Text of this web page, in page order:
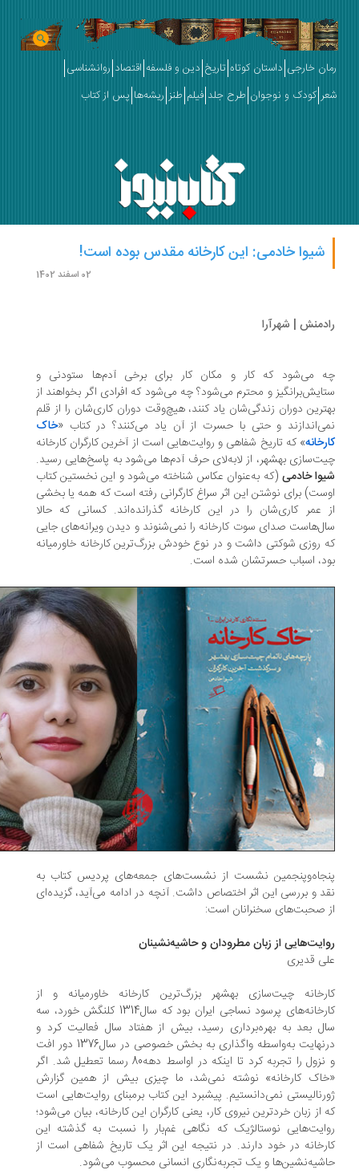
خارجی داستان کوتاه تاریخ دین و فلسفه اقتصاد روانشناسی
کودک و نوجوان طرح جلد فیلم طنز ریشه‌ها پس از کتاب
شیوا خادمی: این کارخانه مقدس بوده است!
| شهرآرا
می‌شود که کار و مکان کار برای برخی آدم‌ها ستودنی و
و محترم می‌شود؟ چه می‌شود که افرادی اگر بخواهند از
دوران زندگی‌شان یاد کنند، هیچ‌وقت دوران کاری‌شان را از قلم
و حتی با حسرت از آن یاد می‌کنند؟ در کتاب «خاک
» که تاریخ شفاهی و روایت‌هایی است از آخرین کارگران کارخانه
بهشهر، از لابه‌لای حرف آدم‌ها می‌شود به پاسخ‌هایی رسید.
خادمی(که به‌عنوان عکاس شناخته می‌شود و این نخستین کتاب
برای نوشتن این اثر سراغ کارگرانی رفته است که همه یا بخشی
عمر کاری‌شان را در این کارخانه گذرانده‌اند. کسانی که حالا
صدای سوت کارخانه را نمی‌شنوند و دیدن ویرانه‌های جایی
روزی شوکتی داشت و در نوع خودش بزرگ‌ترین کارخانه خاورمیانه
اسباب حسرتشان شده است.
نشست از نشست‌های جمعه‌های پردیس کتاب به
و بررسی این اثر اختصاص داشت. آنچه در ادامه می‌آید، گزیده‌ای
صحبت‌های سخنرانان است:
از زبان مطرودان و حاشیه‌نشینان
قدیری
چیت‌سازی بهشهر بزرگ‌ترین کارخانه خاورمیانه و از
کارخانه‌های پرسود نساجی ایران بود که سال1314 کلنگش خورد، سه
بعد به بهره‌برداری رسید، بیش از هفتاد سال فعالیت کرد و
درنهایت به‌واسطه واگذاری به بخش خصوصی در سال1376 دور افت
و نزول را تجربه کرد تا اینکه در اواسط دهه80 رسما تعطیل شد. اگر
کارخانه» نوشته نمی‌شد، ما چیزی بیش از همین گزارش
نمی‌دانستیم. پیشبرد این کتاب برمبنای روایت‌هایی است
از زبان خردترین نیروی کار، یعنی کارگران این کارخانه، بیان می‌شود؛
نوستالژیک که نگاهی غم‌بار را نسبت به گذشته این
در خود دارند. در نتیجه این اثر یک تاریخ شفاهی است از
و یک تجربه‌نگاری انسانی محسوب می‌شود.